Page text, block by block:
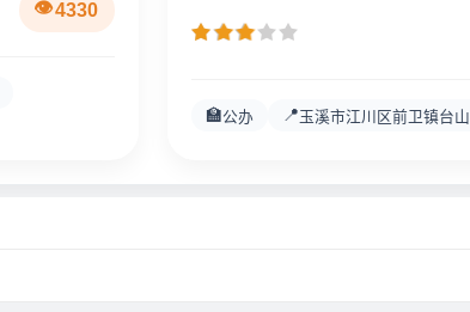
4330
🏫公办 📍玉溪市江川区前卫镇台山